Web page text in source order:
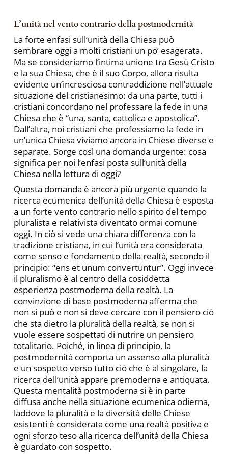
L’unità nel vento contrario della postmodernità
La forte enfasi sull’unità della Chiesa può
sembrare oggi a molti cristiani un po’ esagerata.
Ma se consideriamo l’intima unione tra Gesù Cristo
e la sua Chiesa, che è il suo Corpo, allora risulta
evidente un’incresciosa contraddizione nell’attuale
situazione del cristianesimo: da una parte, tutti i
cristiani concordano nel professare la fede in una
Chiesa che è “una, santa, cattolica e apostolica”.
Dall’altra, noi cristiani che professiamo la fede in
un’unica Chiesa viviamo ancora in Chiese diverse e
separate. Sorge così una domanda urgente: cosa
significa per noi l’enfasi posta sull’unità della
Chiesa nella lettura di oggi?
Questa domanda è ancora più urgente quando la
ricerca ecumenica dell’unità della Chiesa è esposta
a un forte vento contrario nello spirito del tempo
pluralista e relativista diventato ormai comune
oggi. In ciò si vede una chiara differenza con la
tradizione cristiana, in cui l’unità era considerata
come senso e fondamento della realtà, secondo il
principio: “ens et unum convertuntur”. Oggi invece
il pluralismo è al centro della cosiddetta
esperienza postmoderna della realtà. La
convinzione di base postmoderna afferma che
non si può e non si deve cercare con il pensiero ciò
che sta dietro la pluralità della realtà, se non si
vuole essere sospettati di nutrire un pensiero
totalitario. Poiché, in linea di principio, la
postmodernità comporta un assenso alla pluralità
e un sospetto verso tutto ciò che è al singolare, la
ricerca dell’unità appare premoderna e antiquata.
Questa mentalità postmoderna si è in parte
diffusa anche nella situazione ecumenica odierna,
laddove la pluralità e la diversità delle Chiese
esistenti è considerata come una realtà positiva e
ogni sforzo teso alla ricerca dell’unità della Chiesa
è guardato con sospetto.